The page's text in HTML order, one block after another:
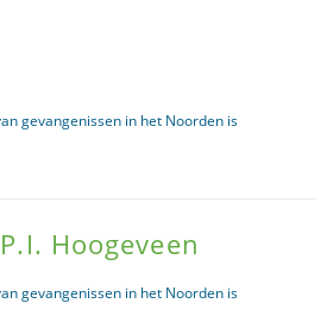
gevangenissen in het Noorden is
Hoogeveen
gevangenissen in het Noorden is